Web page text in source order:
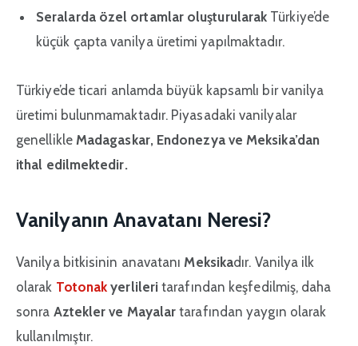
Seralarda özel ortamlar oluşturularak Türkiye’de
küçük çapta vanilya üretimi yapılmaktadır.
Türkiye’de ticari anlamda büyük kapsamlı bir vanilya
üretimi bulunmamaktadır. Piyasadaki vanilyalar
genellikle Madagaskar, Endonezya ve Meksika’dan
ithal edilmektedir.
Vanilyanın Anavatanı Neresi?
Vanilya bitkisinin anavatanıMeksikadır. Vanilya ilk
olarak Totonakyerlileri tarafından keşfedilmiş, daha
sonra Aztekler ve Mayalar tarafından yaygın olarak
kullanılmıştır.